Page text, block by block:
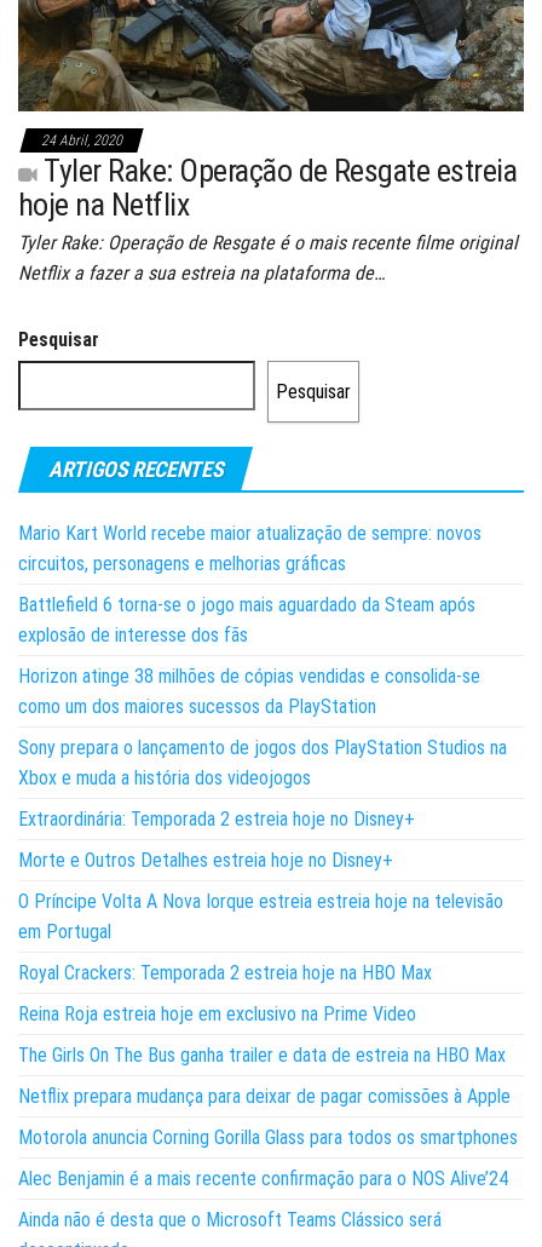
24 Abril, 2020
Tyler Rake: Operação de Resgate estreia
hoje na Netflix
Tyler Rake: Operação de Resgate é o mais recente filme original
Netflix a fazer a sua estreia na plataforma de…
Pesquisar
Pesquisar
ARTIGOS RECENTES
Mario Kart World recebe maior atualização de sempre: novos
circuitos, personagens e melhorias gráficas
Battlefield 6 torna-se o jogo mais aguardado da Steam após
explosão de interesse dos fãs
Horizon atinge 38 milhões de cópias vendidas e consolida-se
como um dos maiores sucessos da PlayStation
Sony prepara o lançamento de jogos dos PlayStation Studios na
Xbox e muda a história dos videojogos
Extraordinária: Temporada 2 estreia hoje no Disney+
Morte e Outros Detalhes estreia hoje no Disney+
O Príncipe Volta A Nova Iorque estreia estreia hoje na televisão
em Portugal
Royal Crackers: Temporada 2 estreia hoje na HBO Max
Reina Roja estreia hoje em exclusivo na Prime Video
The Girls On The Bus ganha trailer e data de estreia na HBO Max
Netflix prepara mudança para deixar de pagar comissões à Apple
Motorola anuncia Corning Gorilla Glass para todos os smartphones
Alec Benjamin é a mais recente confirmação para o NOS Alive’24
Ainda não é desta que o Microsoft Teams Clássico será